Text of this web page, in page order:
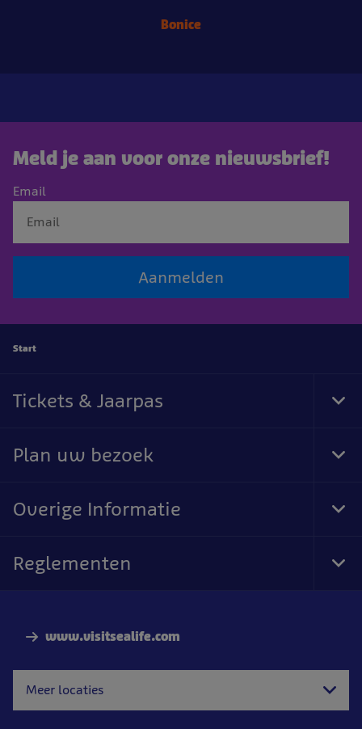
Bonice
Meld je aan voor onze nieuwsbrief!
Email
Aanmelden
www.visitsealife.com
Meer locaties
Start
Tickets & Jaarpas
Plan uw bezoek
Overige Informatie
Reglementen